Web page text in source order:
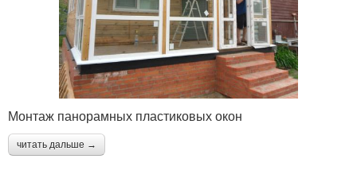
Монтаж панорамных пластиковых окон
читать дальше →